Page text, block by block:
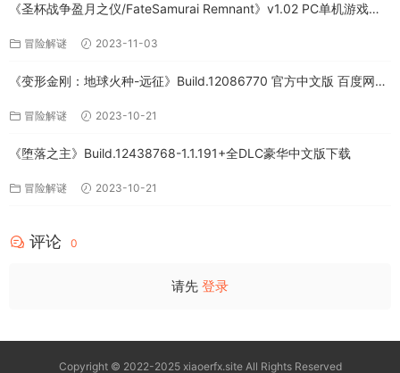
《圣杯战争盈月之仪/FateSamurai Remnant》v1.02 PC单机游戏下
冒险解谜 2023-11-03
《变形金刚：地球火种-远征》Build.12086770 官方中文版 百度网盘
冒险解谜 2023-10-21
《堕落之主》Build.12438768-1.1.191+全DLC豪华中文版下载
冒险解谜 2023-10-21
评论 0
请先 登录
Copyright © 2022-2025 xiaoerfx.site All Rights Reserved